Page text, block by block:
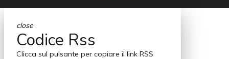
close
Codice Rss
Clicca sul pulsante per copiare il link RSS